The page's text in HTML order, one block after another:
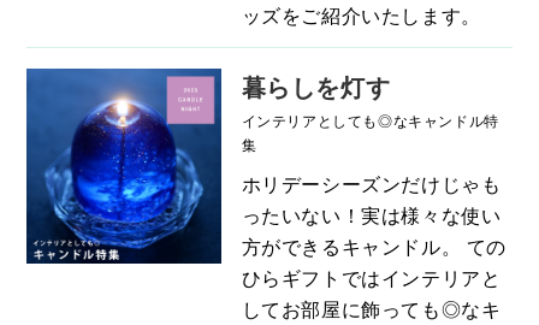
ッズをご紹介いたします。
暮らしを灯す
インテリアとしても◎なキャンドル特
集
ホリデーシーズンだけじゃも
ったいない！実は様々な使い
方ができるキャンドル。 ての
ひらギフトではインテリアと
してお部屋に飾っても◎なキ